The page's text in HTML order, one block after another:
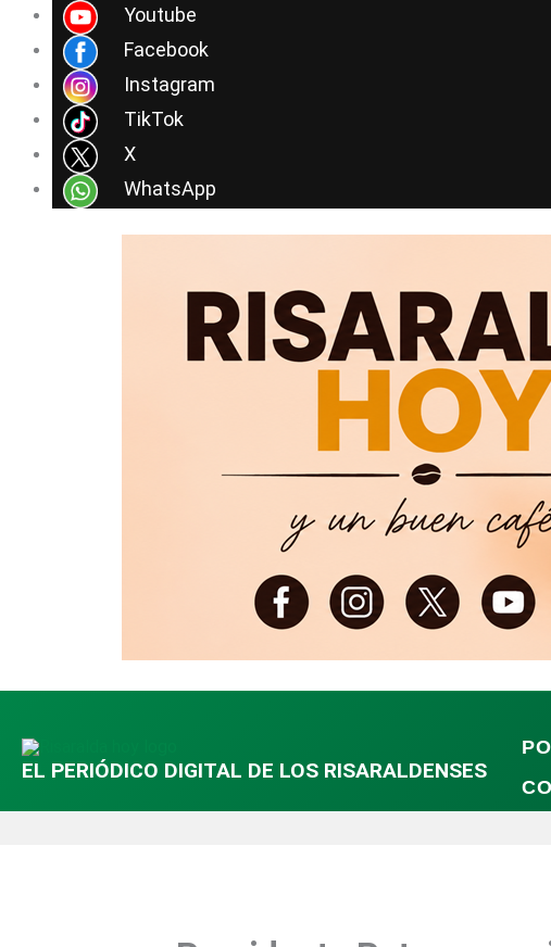
Youtube
Facebook
Instagram
TikTok
X
WhatsApp
contenido
EL PERIÓDICO DIGITAL DE LOS RISARALDENSES